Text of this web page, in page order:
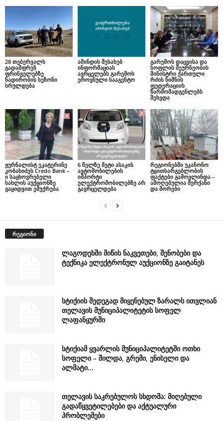
28 თებერვალს
გადამფრენ
ფრინველებზე
ნადირობის სეზონი
სრულდება
ამინდის შესახებ
ინფორმაციას
ავრცელებს გარემოს
ეროვნული სააგენტო
გარემოს დაცვისა და
სოფლის მეურნეობის
მინისტრი ქართული
რძის ნიშნის
ფედერაციის
წარმომადგენლებს
შეხვდა
ჟურნალისტ ეკატერინე
კობახიძეს Credo Bank –
ი საცხოვრებელი
სახლის აუქციონზე
გაყიდვით ემუქრება
6 წელზე მეტი ასაკის
ავტომობილების
იმპორტი
ელექტრომობილებზე არ
გავრცელდება
რეგიონებში უკანონო
ტყითსარგებლობის
ფაქტები გამოვლინდა –
ამოღებულია მერქანი
და მორები
რეგიონი
ლაგოდეხში მიწის ნაკვეთები, შენობები და
ტექნიკა ელექტრონულ აუქციონზე გაიტანეს
სტიქიის შედეგად მიყენებულ ზარალს ითვლიან
თელავის მუნიციპალიტეტის სოფელ
ლაფანყურში
სტიქიამ ყვარლის მუნიციპალიტეტში ოთხი
სოფელი – შილდა, გრემი, ენისელი და
ალმატი...
თელავის საკრებულოს სხდომა: მიღებული
გადაწყვეტილებები და აქტუალური
პრობლემები